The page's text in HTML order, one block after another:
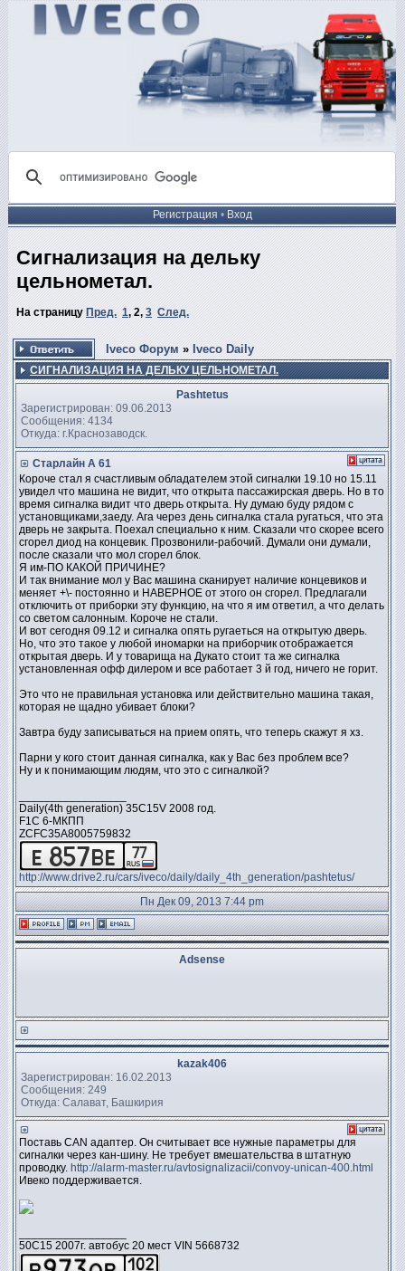
Регистрация • Вход
Сигнализация на дельку
цельнометал.
На страницу Пред. 1, 2, 3 След.
Iveco Форум » Iveco Daily
СИГНАЛИЗАЦИЯ НА ДЕЛЬКУ ЦЕЛЬНОМЕТАЛ.
Pashtetus
Зарегистрирован: 09.06.2013
Сообщения: 4134
Откуда: г.Краснозаводск.
Старлайн А 61
Короче стал я счастливым обладателем этой сигналки 19.10 но 15.11
увидел что машина не видит, что открыта пассажирская дверь. Но в то
время сигналка видит что дверь открыта. Ну думаю буду рядом с
установщиками,заеду. Ага через день сигналка стала ругаться, что эта
дверь не закрыта. Поехал специально к ним. Сказали что скорее всего
сгорел диод на концевик. Прозвонили-рабочий. Думали они думали,
после сказали что мол сгорел блок.
Я им-ПО КАКОЙ ПРИЧИНЕ?
И так внимание мол у Вас машина сканирует наличие концевиков и
меняет +\- постоянно и НАВЕРНОЕ от этого он сгорел. Предлагали
отключить от приборки эту функцию, на что я им ответил, а что делать
со светом салонным. Короче не стали.
И вот сегодня 09.12 и сигналка опять ругаеться на открытую дверь.
Но, что это такое у любой иномарки на приборчик отображается
открытая дверь. И у товарища на Дукато стоит та же сигналка
установленная офф дилером и все работает 3 й год, ничего не горит.
Это что не правильная установка или действительно машина такая,
которая не щадно убивает блоки?
Завтра буду записываться на прием опять, что теперь скажут я хз.
Парни у кого стоит данная сигналка, как у Вас без проблем все?
Ну и к понимающим людям, что это с сигналкой?
Daily(4th generation) 35C15V 2008 год.
F1C 6-МКПП
ZCFC35A8005759832
http://www.drive2.ru/cars/iveco/daily/daily_4th_generation/pashtetus/
Пн Дек 09, 2013 7:44 pm
Adsense
kazak406
Зарегистрирован: 16.02.2013
Сообщения: 249
Откуда: Салават, Башкирия
Поставь CAN адаптер. Он считывает все нужные параметры для
сигналки через кан-шину. Не требует вмешательства в штатную
проводку. http://alarm-master.ru/avtosignalizacii/convoy-unican-400.html
Ивеко поддерживается.
50C15 2007г. автобус 20 мест VIN 5668732